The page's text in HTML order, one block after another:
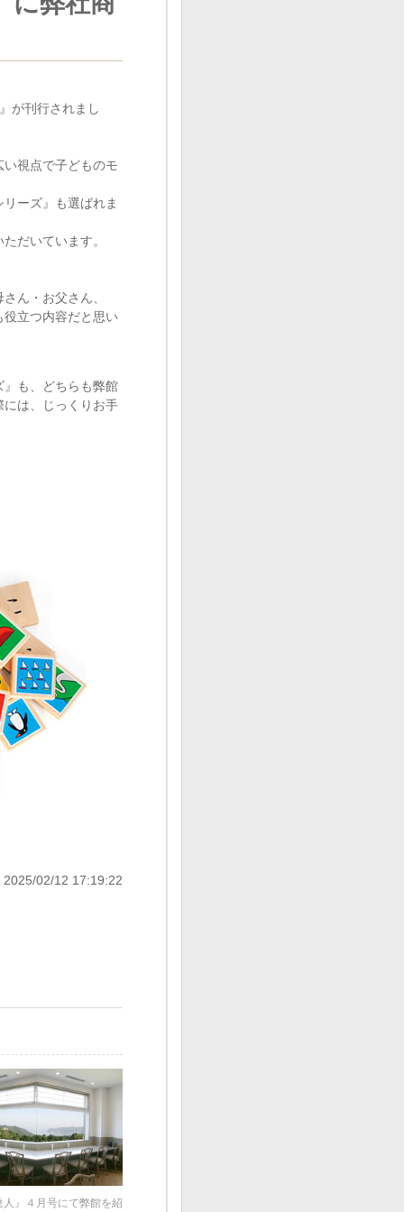
が刊行されまし
視点で子どものモ
ーズ』も選ばれま
だいています。
ん・お父さん、
立つ内容だと思い
も、どちらも弊館
は、じっくりお手
02/12 17:19:22
人』４月号にて弊館を紹